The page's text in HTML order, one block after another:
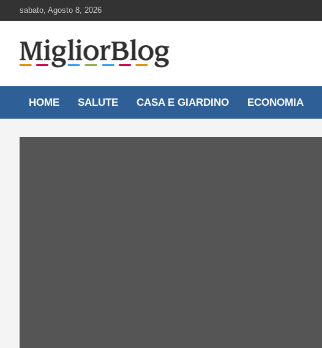
to
sabato, Agosto 8, 2026
MigliorBlog.it
HOME SALUTE CASA E GIARDINO ECONOMIA